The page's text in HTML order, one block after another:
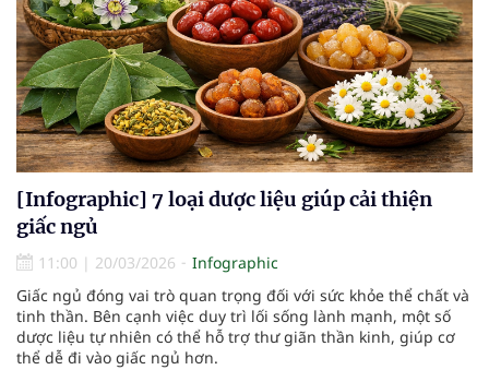
[Infographic] 7 loại dược liệu giúp cải thiện
giấc ngủ
11:00 | 20/03/2026
Infographic
Giấc ngủ đóng vai trò quan trọng đối với sức khỏe thể chất và
tinh thần. Bên cạnh việc duy trì lối sống lành mạnh, một số
dược liệu tự nhiên có thể hỗ trợ thư giãn thần kinh, giúp cơ
thể dễ đi vào giấc ngủ hơn.